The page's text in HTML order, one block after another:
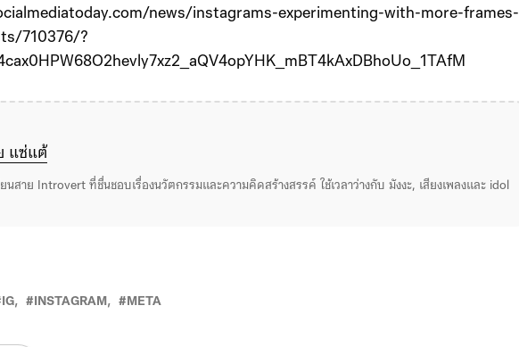
news/instagrams-experimenting-with-more-frames-
710376/?
แซ่แต้
นสาย Introvert ที่ชื่นชอบเรื่องนวัตกรรมและความคิดสร้างสรรค์ ใช้เวลาว่างกับ มังงะ, เสียงเพลงและ idol
IG INSTAGRAM META